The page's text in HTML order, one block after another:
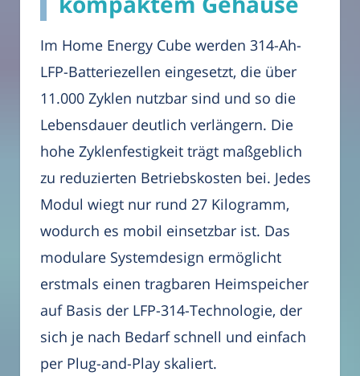
Im Home Energy Cube werden 314-Ah-
LFP-Batteriezellen eingesetzt, die über
11.000 Zyklen nutzbar sind und so die
Lebensdauer deutlich verlängern. Die
hohe Zyklenfestigkeit trägt maßgeblich
zu reduzierten Betriebskosten bei. Jedes
Modul wiegt nur rund 27 Kilogramm,
wodurch es mobil einsetzbar ist. Das
modulare Systemdesign ermöglicht
erstmals einen tragbaren Heimspeicher
auf Basis der LFP-314-Technologie, der
sich je nach Bedarf schnell und einfach
per Plug-and-Play skaliert.